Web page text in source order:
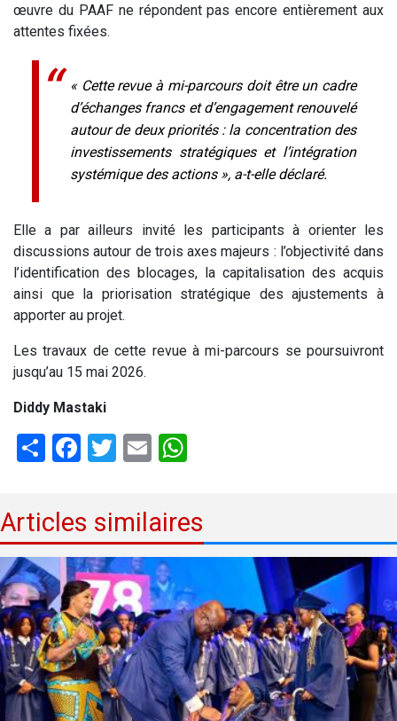
œuvre du PAAF ne répondent pas encore entièrement aux
attentes fixées.
« Cette revue à mi-parcours doit être un cadre
d’échanges francs et d’engagement renouvelé
autour de deux priorités : la concentration des
investissements stratégiques et l’intégration
systémique des actions », a-t-elle déclaré.
Elle a par ailleurs invité les participants à orienter les
discussions autour de trois axes majeurs : l’objectivité dans
l’identification des blocages, la capitalisation des acquis
ainsi que la priorisation stratégique des ajustements à
apporter au projet.
Les travaux de cette revue à mi-parcours se poursuivront
jusqu’au 15 mai 2026.
Diddy Mastaki
ShareFacebook
Twitter
Email
Articles similaires